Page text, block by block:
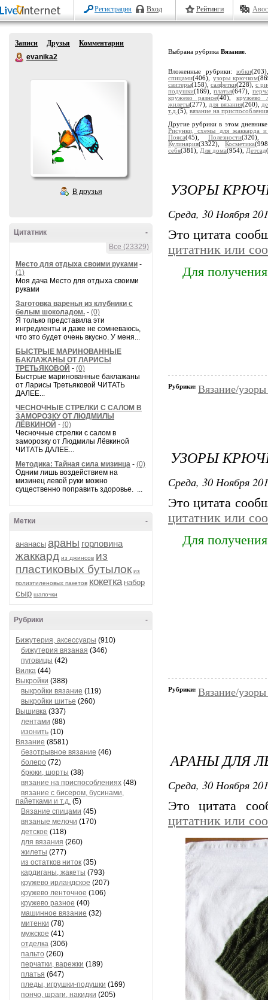
Регистрация Вход Рейтинги
Записи Друзья
Комментарии
evanika2
В друзья
-
Цитатник
Все (23329)
Место для отдыха своими руками -
(1)
Моя дача Место для отдыха своими
руками
Заготовка варенья из клубники с
белым шоколадом. - (0)
Я только представила эти
ингредиенты и даже не сомневаюсь,
что это будет очень вкусно. У меня...
БЫСТРЫЕ МАРИНОВАННЫЕ
БАКЛАЖАНЫ ОТ ЛАРИСЫ
ТРЕТЬЯКОВОЙ - (0)
Быстрые маринованные баклажаны
от Ларисы Третьяковой ЧИТАТЬ
ДАЛЕЕ...
ЧЕСНОЧНЫЕ СТРЕЛКИ С САЛОМ В
ЗАМОРОЗКУ ОТ ЛЮДМИЛЫ
ЛЁВКИНОЙ - (0)
Чесночные стрелки с салом в
заморозку от Людмилы Лёвкиной
ЧИТАТЬ ДАЛЕЕ...
Методика: Тайная сила мизинца - (0)
Одним лишь воздействием на
мизинец левой руки можно
существенно поправить здоровье. ...
-
Метки
ананасы араны горловина
жаккард из джинсов из
пластиковых бутылок из
полиэтиленовых пакетов кокетка набор
сыр шапочки
-
Рубрики
Бижутерия, аксессуары (910)
бижутерия вязаная (346)
пуговицы (42)
Вилка (44)
Выкройки (388)
выкройки вязание (119)
выкройки шитье (260)
Вышивка (337)
лентами (88)
изонить (10)
Вязание (8581)
безотрывное вязание (46)
болеро (72)
брюки, шорты (38)
вязание на приспособлениях (48)
вязание с бисером, бусинами,
пайетками и т.д. (5)
Вязание спицами (45)
вязаные мелочи (170)
детское (118)
для вязания (260)
жилеты (277)
из остатков ниток (35)
кардиганы, жакеты (793)
кружево ирландское (207)
кружево ленточное (106)
кружево разное (40)
машинное вязание (32)
митенки (78)
мужское (41)
отделка (306)
пальто (260)
перчатки, варежки (189)
платья (647)
пледы, игрушки-подушки (169)
пончо, шраги, накидки (205)
Выбрана рубрика Вязание
Вложенные рубрики:юбки
спицами(406), узоры крючком
свитеры(158), салфетки(228), с
подушки(169),платья(647),
кружево разное(40), кружево
жилеты(277), для вязания(260),
т.д. (5), вязание на
Другие рубрики в этом
Рисунки, схемы для жаккарда
Пояса(45), Полезности(320),
Кулинария(3322), Косметика
себя(381), Для дома(954), Детсад
УЗОРЫ
Среда, 30 Ноября
Это цитата
цитатник или
Для
Рубрики: Вязание/
УЗОРЫ
Среда, 30 Ноября
Это цитата
цитатник или
Для
Рубрики: Вязание/
АРАНЫ ДЛЯ
Среда, 30 Ноября
Это цитата
цитатник или